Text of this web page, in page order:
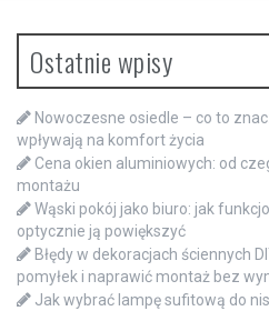
Ostatnie wpisy
Nowoczesne osiedle – co to
wpływają na komfort życia
Cena okien aluminiowych: od
montażu
Wąski pokój jako biuro: jak
optycznie ją powiększyć
Błędy w dekoracjach ściennych
pomyłek i naprawić montaż bez
Jak wybrać lampę sufitową do